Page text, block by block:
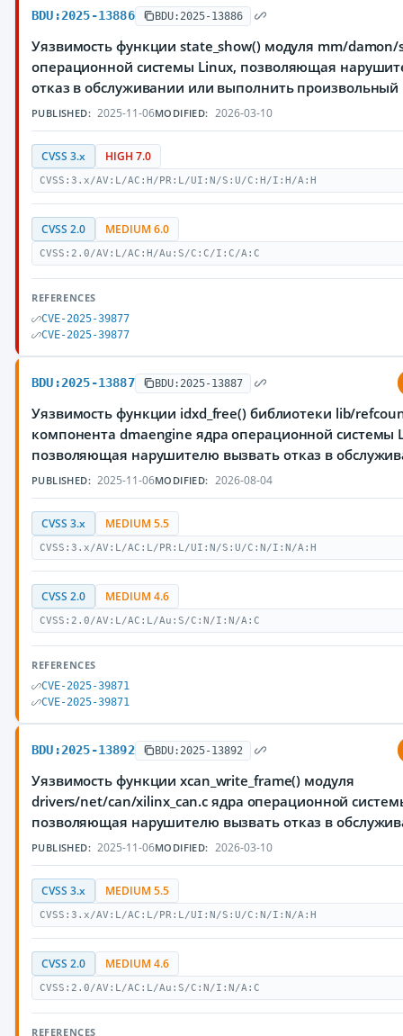
BDU:2025-13886 BDU:2025-13886
Уязвимость функции state_show() модуля mm/damon/
операционной системы Linux, позволяющая
отказ в обслуживании или выполнить произвольный
PUBLISHED: 2025-11-06MODIFIED: 2026-03-10
CVSS 3.x HIGH 7.0
CVSS:3.x/AV:L/AC:H/PR:L/UI:N/S:U/C:H/I:H/A:H
CVSS 2.0 MEDIUM 6.0
CVSS:2.0/AV:L/AC:H/Au:S/C:C/I:C/A:C
REFERENCES
CVE-2025-39877
CVE-2025-39877
BDU:2025-13887 BDU:2025-13887
Уязвимость функции idxd_free() библиотеки lib/
компонента dmaengine ядра операционной системы
позволяющая нарушителю вызвать отказ в
PUBLISHED: 2025-11-06MODIFIED: 2026-08-04
CVSS 3.x MEDIUM 5.5
CVSS:3.x/AV:L/AC:L/PR:L/UI:N/S:U/C:N/I:N/A:H
CVSS 2.0 MEDIUM 4.6
CVSS:2.0/AV:L/AC:L/Au:S/C:N/I:N/A:C
REFERENCES
CVE-2025-39871
CVE-2025-39871
BDU:2025-13892 BDU:2025-13892
Уязвимость функции xcan_write_frame() модуля
drivers/net/can/xilinx_can.c ядра операционной
позволяющая нарушителю вызвать отказ в
PUBLISHED: 2025-11-06MODIFIED: 2026-03-10
CVSS 3.x MEDIUM 5.5
CVSS:3.x/AV:L/AC:L/PR:L/UI:N/S:U/C:N/I:N/A:H
CVSS 2.0 MEDIUM 4.6
CVSS:2.0/AV:L/AC:L/Au:S/C:N/I:N/A:C
REFERENCES